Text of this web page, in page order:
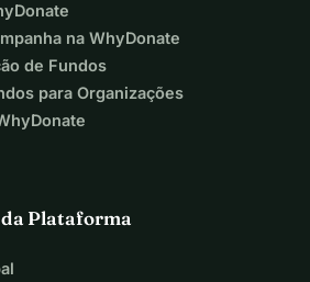
na WhyDonate
de Fundos
para Organizações
Plataforma